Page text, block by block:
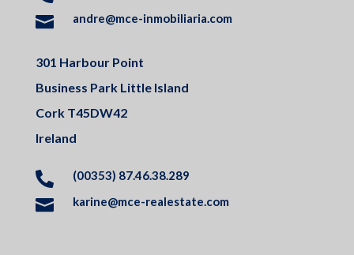
 andre@mce-inmobiliaria.com
301 Harbour Point
Business Park Little Island
Cork T45DW42
Ireland
 (00353) 87.46.38.289
 karine@mce-realestate.com